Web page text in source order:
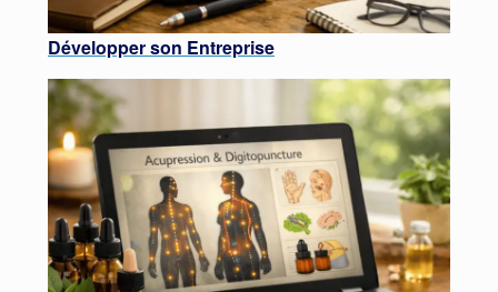
Développer son Entreprise